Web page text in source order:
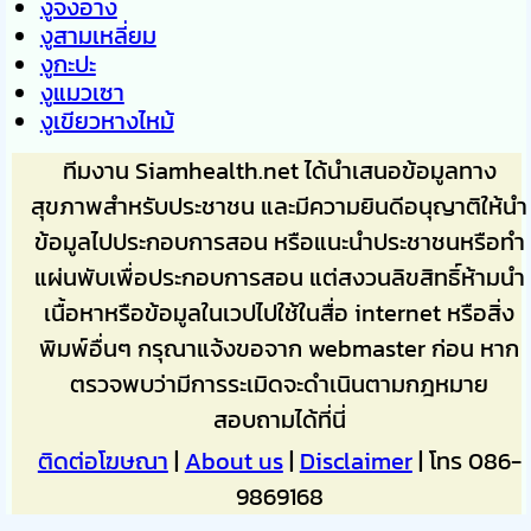
งูสามเหลี่ยม
งูกะปะ
งูแมวเซา
งูเขียวหางไหม้
ทีมงาน Siamhealth.net ได้นำเสนอข้อมูลทาง
สุขภาพสำหรับประชาชน และมีความยินดีอนุญาติให้นำ
ข้อมูลไปประกอบการสอน หรือแนะนำประชาชนหรือทำ
แผ่นพับเพื่อประกอบการสอน แต่สงวนลิขสิทธิ์ห้ามนำ
เนื้อหาหรือข้อมูลในเวปไปใช้ในสื่อ internet หรือสิ่ง
พิมพ์อื่นๆ กรุณาแจ้งขอจาก webmaster ก่อน หาก
ตรวจพบว่ามีการระเมิดจะดำเนินตามกฎหมาย
สอบถามได้ที่นี่
ติดต่อโฆษณา | About us| Disclaimer| โทร 086-
9869168